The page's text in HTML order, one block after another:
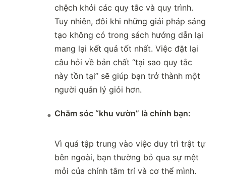
chệch khỏi các quy tắc và quy trình.
Tuy nhiên, đôi khi những giải pháp sáng
tạo không có trong sách hướng dẫn lại
mang lại kết quả tốt nhất. Việc đặt lại
câu hỏi về bản chất “tại sao quy tắc
này tồn tại” sẽ giúp bạn trở thành một
người quản lý giỏi hơn.
Chăm sóc “khu vườn” là chính bạn:
Vì quá tập trung vào việc duy trì trật tự
bên ngoài, bạn thường bỏ qua sự mệt
mỏi của chính tâm trí và cơ thể mình.